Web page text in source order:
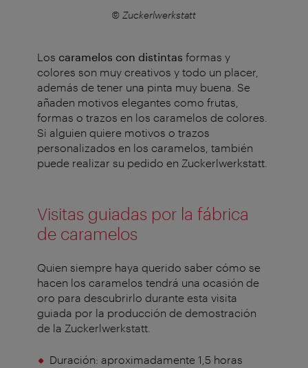
© Zuckerlwerkstatt
Los caramelos con distintas formas y
colores son muy creativos y todo un placer,
además de tener una pinta muy buena. Se
añaden motivos elegantes como frutas,
formas o trazos en los caramelos de colores.
Si alguien quiere motivos o trazos
personalizados en los caramelos, también
puede realizar su pedido en Zuckerlwerkstatt.
Visitas guiadas por la fábrica
de caramelos
Quien siempre haya querido saber cómo se
hacen los caramelos tendrá una ocasión de
oro para descubrirlo durante esta visita
guiada por la producción de demostración
de la Zuckerlwerkstatt.
Duración: aproximadamente 1,5 horas